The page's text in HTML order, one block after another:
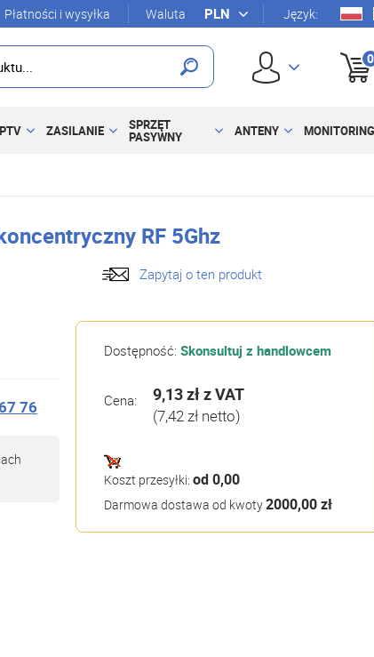
Płatności i wysyłka Waluta Język:
0
ZASILANIE SPRZĘT
PASYWNY ANTENY MONITORING
RF 5Ghz
Zapytaj o ten produkt
76
Dostępność: Skonsultuj z handlowcem
Cena: 9,13 złz VAT
(7,42 zł netto)
Koszt przesyłki: od 0,00
Darmowa dostawa od kwoty2000,00 zł